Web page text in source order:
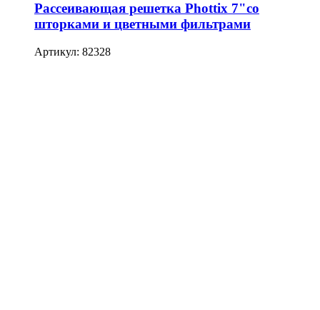
Рассеивающая решетка Phottix 7"со
шторками и цветными фильтрами
Артикул: 82328